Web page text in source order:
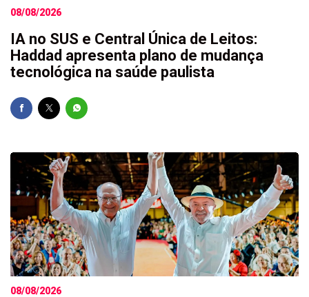
08/08/2026
IA no SUS e Central Única de Leitos:
Haddad apresenta plano de mudança
tecnológica na saúde paulista
08/08/2026